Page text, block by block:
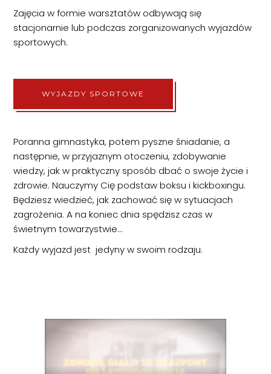
Zajęcia w formie warsztatów odbywają się
stacjonarnie lub podczas zorganizowanych wyjazdów
sportowych.
WYJAZDY SPORTOWE
Poranna gimnastyka, potem pyszne śniadanie, a
następnie, w przyjaznym otoczeniu, zdobywanie
wiedzy, jak w praktyczny sposób dbać o swoje życie i
zdrowie. Nauczymy Cię podstaw boksu i kickboxingu.
Będziesz wiedzieć, jak zachować się w sytuacjach
zagrożenia. A na koniec dnia spędzisz czas w
świetnym towarzystwie…
Każdy wyjazd jest jedyny w swoim rodzaju.